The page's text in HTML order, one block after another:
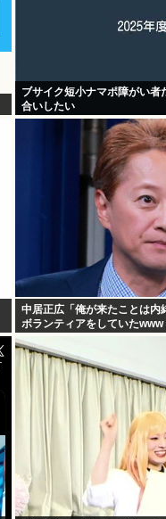
ブサイク短小ナマポ障がい者
合いしたい
中居正広「俺が来たことは内
ボランティアをしていたwww